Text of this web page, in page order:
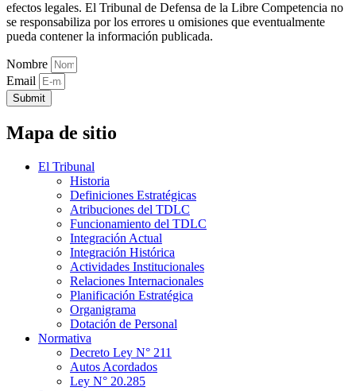
efectos legales. El Tribunal de Defensa de la Libre Competencia no
se responsabiliza por los errores u omisiones que eventualmente
pueda contener la información publicada.
Nombre
Email
Submit
Mapa de sitio
El Tribunal
Historia
Definiciones Estratégicas
Atribuciones del TDLC
Funcionamiento del TDLC
Integración Actual
Integración Histórica
Actividades Institucionales
Relaciones Internacionales
Planificación Estratégica
Organigrama
Dotación de Personal
Normativa
Decreto Ley N° 211
Autos Acordados
Ley N° 20.285